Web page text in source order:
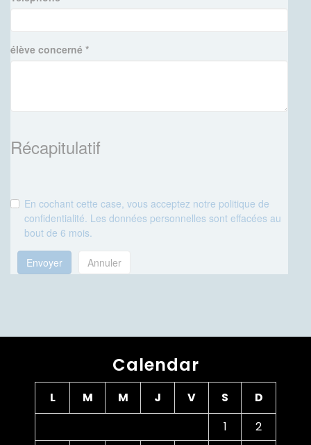
élève concerné *
Récapitulatif
En cochant cette case, vous acceptez notre politique de
confidentialité. Les données personnelles sont effacées au
bout de 6 mois.
Envoyer Annuler
Calendar
L M M J V S
D
1
2